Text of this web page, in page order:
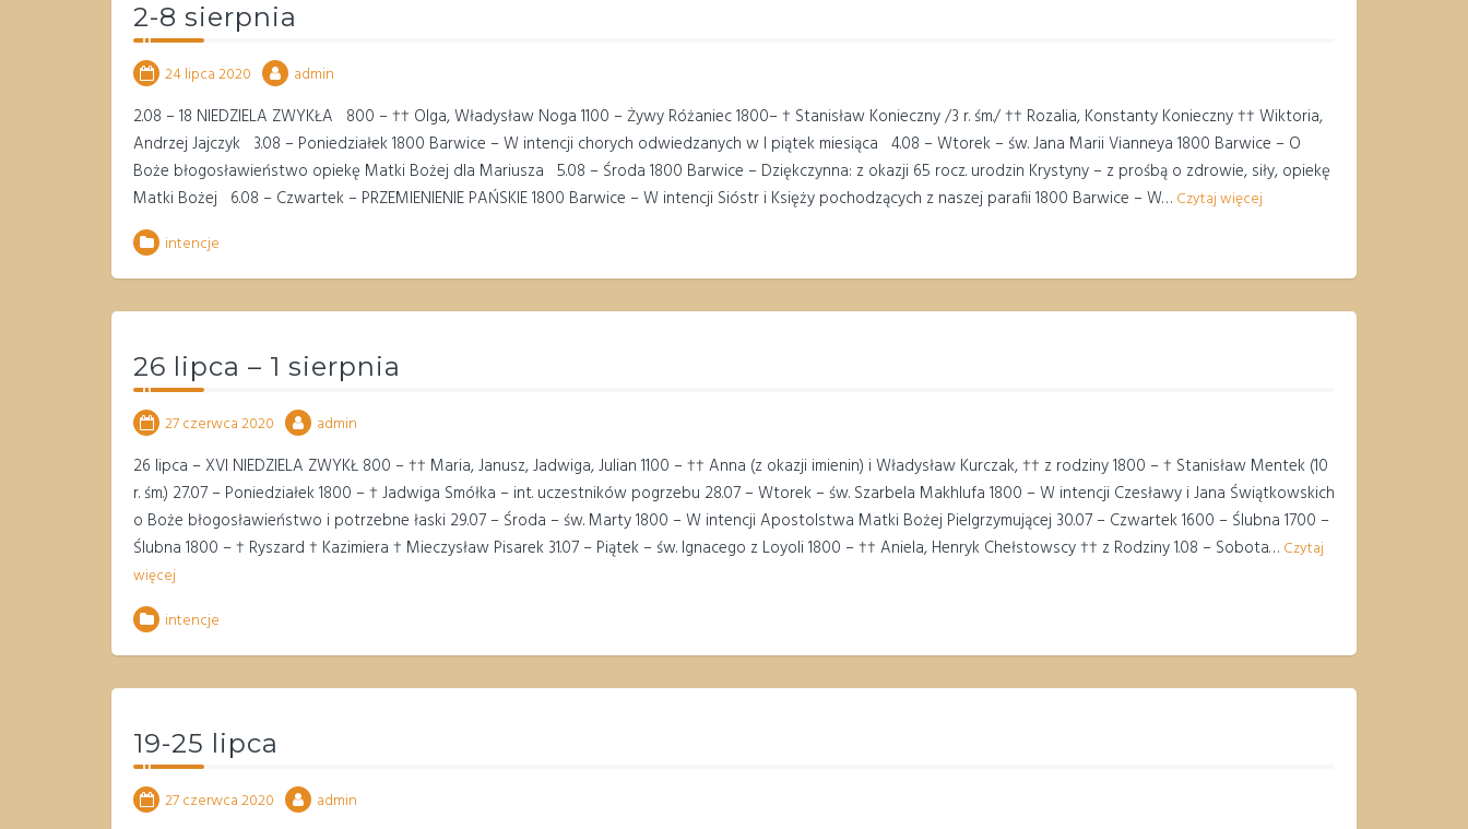
2-8 sierpnia
24 lipca 2020 admin
2.08 – 18 NIEDZIELA ZWYKŁA 800 – †† Olga, Władysław Noga 1100 – Żywy Różaniec 1800– † Stanisław Konieczny /3 r. śm./ †† Rozalia, Konstanty Konieczny †† Wiktoria,
Andrzej Jajczyk 3.08 – Poniedziałek 1800 Barwice – W intencji chorych odwiedzanych w I piątek miesiąca 4.08 – Wtorek – św. Jana Marii Vianneya 1800 Barwice – O
Boże błogosławieństwo opiekę Matki Bożej dla Mariusza 5.08 – Środa 1800 Barwice – Dziękczynna: z okazji 65 rocz. urodzin Krystyny – z prośbą o zdrowie, siły, opiekę
Matki Bożej 6.08 – Czwartek – PRZEMIENIENIE PAŃSKIE 1800 Barwice – W intencji Sióstr i Księży pochodzących z naszej parafii 1800 Barwice – W… Czytaj więcej
intencje
26 lipca – 1 sierpnia
27 czerwca 2020 admin
26 lipca – XVI NIEDZIELA ZWYKŁ 800 – †† Maria, Janusz, Jadwiga, Julian 1100 – †† Anna (z okazji imienin) i Władysław Kurczak, †† z rodziny 1800 – † Stanisław Mentek (10
r. śm.) 27.07 – Poniedziałek 1800 – † Jadwiga Smółka – int. uczestników pogrzebu 28.07 – Wtorek – św. Szarbela Makhlufa 1800 – W intencji Czesławy i Jana Świątkowskich
o Boże błogosławieństwo i potrzebne łaski 29.07 – Środa – św. Marty 1800 – W intencji Apostolstwa Matki Bożej Pielgrzymującej 30.07 – Czwartek 1600 – Ślubna 1700 –
Ślubna 1800 – † Ryszard † Kazimiera † Mieczysław Pisarek 31.07 – Piątek – św. Ignacego z Loyoli 1800 – †† Aniela, Henryk Chełstowscy †† z Rodziny 1.08 – Sobota… Czytaj
więcej
intencje
19-25 lipca
27 czerwca 2020 admin